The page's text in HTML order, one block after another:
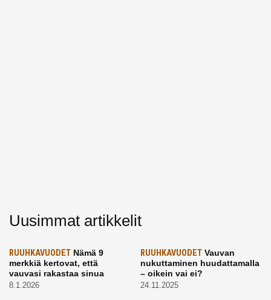
Uusimmat artikkelit
RUUHKAVUODET Nämä 9
merkkiä kertovat, että
vauvasi rakastaa sinua
8.1.2026
RUUHKAVUODETVauvan
nukuttaminen huudattamalla
– oikein vai ei?
24.11.2025